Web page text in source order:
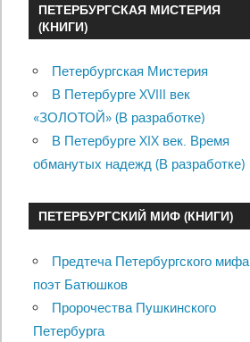
ПЕТЕРБУРГСКАЯ МИСТЕРИЯ
(КНИГИ)
Петербургская Мистерия
В Петербурге XVIII век
«ЗОЛОТОЙ» (В разработке)
В Петербурге XIX век. Время
обманутых надежд (В разработке)
ПЕТЕРБУРГСКИЙ МИФ (КНИГИ)
Предтеча Петербургского мифа
поэт Батюшков
Пророчества Пушкинского
Петербурга